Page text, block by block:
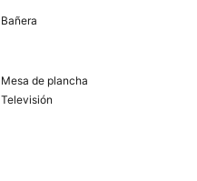
Bañera
Mesa de plancha
Televisión